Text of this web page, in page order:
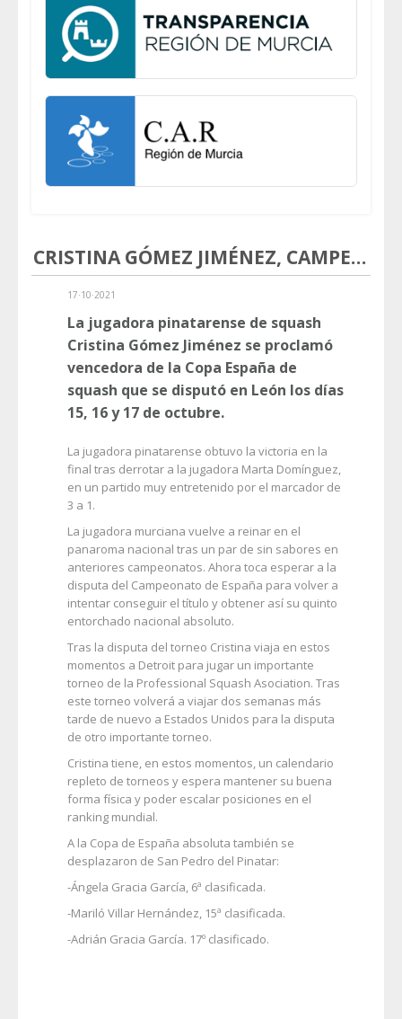
CRISTINA GÓMEZ JIMÉNEZ, CAMPEONA DE LA COPA DE ESPAÑA DE SQUASH
17·10·2021
La jugadora pinatarense de squash
Cristina Gómez Jiménez se proclamó
vencedora de la Copa España de
squash que se disputó en León los días
15, 16 y 17 de octubre.
La jugadora pinatarense obtuvo la victoria en la
final tras derrotar a la jugadora Marta Domínguez,
en un partido muy entretenido por el marcador de
3 a 1.
La jugadora murciana vuelve a reinar en el
panaroma nacional tras un par de sin sabores en
anteriores campeonatos. Ahora toca esperar a la
disputa del Campeonato de España para volver a
intentar conseguir el título y obtener así su quinto
entorchado nacional absoluto.
Tras la disputa del torneo Cristina viaja en estos
momentos a Detroit para jugar un importante
torneo de la Professional Squash Asociation. Tras
este torneo volverá a viajar dos semanas más
tarde de nuevo a Estados Unidos para la disputa
de otro importante torneo.
Cristina tiene, en estos momentos, un calendario
repleto de torneos y espera mantener su buena
forma física y poder escalar posiciones en el
ranking mundial.
A la Copa de España absoluta también se
desplazaron de San Pedro del Pinatar:
-Ángela Gracia García, 6ª clasificada.
-Mariló Villar Hernández, 15ª clasificada.
-Adrián Gracia García. 17º clasificado.